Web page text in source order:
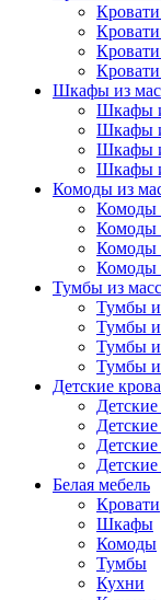
Кровати
Шкафы из
Шкафы
Шкафы
Шкафы
Шкафы
Комоды из
Комоды
Комоды
Комоды
Комоды
Тумбы из
Тумбы
Тумбы
Тумбы
Тумбы
Детские
Детские
Белая мебель
Кровати
Шкафы
Комоды
Тумбы
Кухни